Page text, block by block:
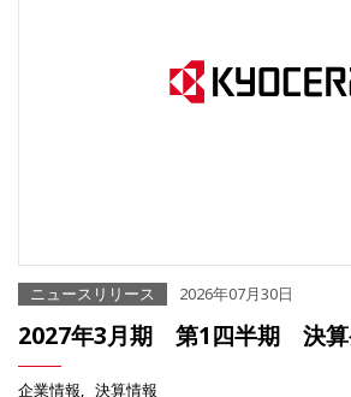
ニュースリリース 2026年07月30日
2027年3月期 第1四半期 決算
企業情報 決算情報